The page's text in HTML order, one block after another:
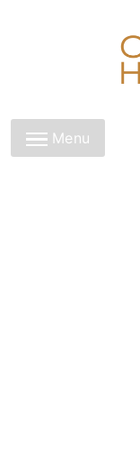
Original
Menu